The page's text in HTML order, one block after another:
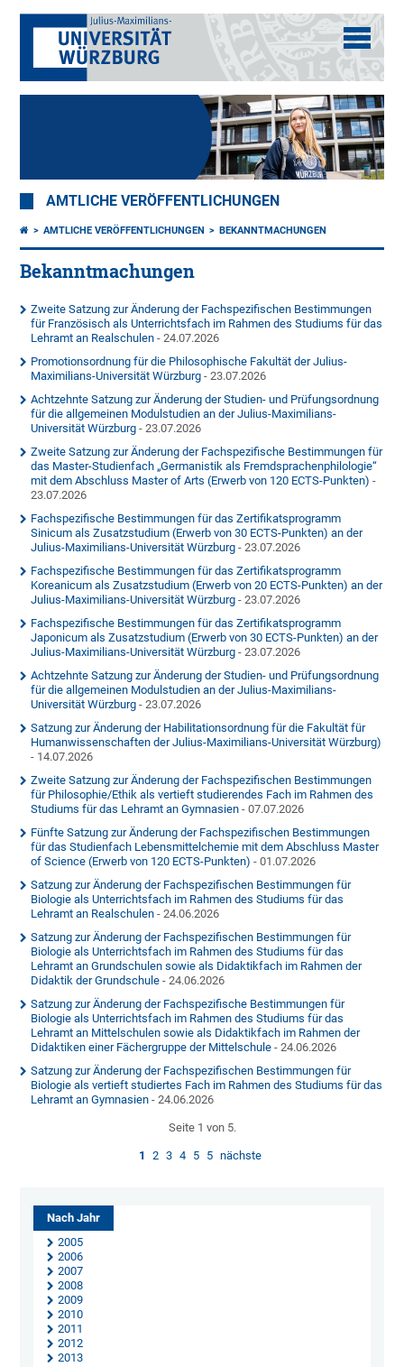
AMTLICHE VERÖFFENTLICHUNGEN
AMTLICHE VERÖFFENTLICHUNGEN BEKANNTMACHUNGEN
Bekanntmachungen
Zweite Satzung zur Änderung der Fachspezifischen Bestimmungen
für Französisch als Unterrichtsfach im Rahmen des Studiums für das
Lehramt an Realschulen- 24.07.2026
Promotionsordnung für die Philosophische Fakultät der Julius-
Maximilians-Universität Würzburg- 23.07.2026
Achtzehnte Satzung zur Änderung der Studien- und Prüfungsordnung
für die allgemeinen Modulstudien an der Julius-Maximilians-
Universität Würzburg- 23.07.2026
Zweite Satzung zur Änderung der Fachspezifische Bestimmungen für
das Master-Studienfach „Germanistik als Fremdsprachenphilologie“
mit dem Abschluss Master of Arts (Erwerb von 120 ECTS-Punkten)-
23.07.2026
Fachspezifische Bestimmungen für das Zertifikatsprogramm
Sinicum als Zusatzstudium (Erwerb von 30 ECTS-Punkten) an der
Julius-Maximilians-Universität Würzburg- 23.07.2026
Fachspezifische Bestimmungen für das Zertifikatsprogramm
Koreanicum als Zusatzstudium (Erwerb von 20 ECTS-Punkten) an der
Julius-Maximilians-Universität Würzburg- 23.07.2026
Fachspezifische Bestimmungen für das Zertifikatsprogramm
Japonicum als Zusatzstudium (Erwerb von 30 ECTS-Punkten) an der
Julius-Maximilians-Universität Würzburg- 23.07.2026
Achtzehnte Satzung zur Änderung der Studien- und Prüfungsordnung
für die allgemeinen Modulstudien an der Julius-Maximilians-
Universität Würzburg- 23.07.2026
Satzung zur Änderung der Habilitationsordnung für die Fakultät für
Humanwissenschaften der Julius-Maximilians-Universität Würzburg)
- 14.07.2026
Zweite Satzung zur Änderung der Fachspezifischen Bestimmungen
für Philosophie/Ethik als vertieft studierendes Fach im Rahmen des
Studiums für das Lehramt an Gymnasien- 07.07.2026
Fünfte Satzung zur Änderung der Fachspezifischen Bestimmungen
für das Studienfach Lebensmittelchemie mit dem Abschluss Master
of Science (Erwerb von 120 ECTS-Punkten)- 01.07.2026
Satzung zur Änderung der Fachspezifischen Bestimmungen für
Biologie als Unterrichtsfach im Rahmen des Studiums für das
Lehramt an Realschulen - 24.06.2026
Satzung zur Änderung der Fachspezifischen Bestimmungen für
Biologie als Unterrichtsfach im Rahmen des Studiums für das
Lehramt an Grundschulen sowie als Didaktikfach im Rahmen der
Didaktik der Grundschule - 24.06.2026
Satzung zur Änderung der Fachspezifische Bestimmungen für
Biologie als Unterrichtsfach im Rahmen des Studiums für das
Lehramt an Mittelschulen sowie als Didaktikfach im Rahmen der
Didaktiken einer Fächergruppe der Mittelschule - 24.06.2026
Satzung zur Änderung der Fachspezifischen Bestimmungen für
Biologie als vertieft studiertes Fach im Rahmen des Studiums für das
Lehramt an Gymnasien - 24.06.2026
Seite 1 von 5.
1 2 3 4 5 5 nächste
Nach Jahr
2005
2006
2007
2008
2009
2010
2011
2012
2013